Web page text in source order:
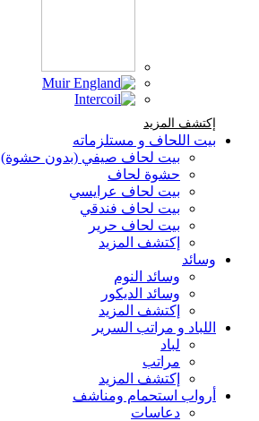
إكتشف المزيد
بيت اللحاف و مستلزماته
بيت لحاف صيفي (بدون حشوة)
حشوة لحاف
بيت لحاف عرايسي
بيت لحاف فندقي
بيت لحاف حرير
إكتشف المزيد
وسائد
وسائد النوم
وسائد الديكور
إكتشف المزيد
اللباد و مراتب السرير
لباد
مراتب
إكتشف المزيد
أرواب استحمام ومناشف
دعاسات